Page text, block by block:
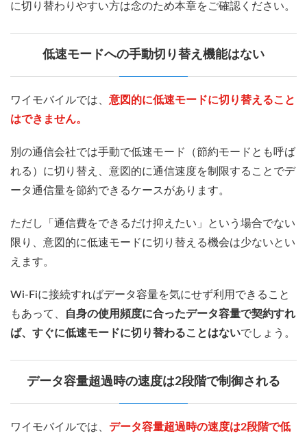
に切り替わりやすい方は念のため本章をご確認ください。
低速モードへの手動切り替え機能はない
ワイモバイルでは、 意図的に低速モードに切り替えること
はできません。
別の通信会社では手動で低速モード（節約モードとも呼ば
れる）に切り替え、意図的に通信速度を制限することでデ
ータ通信量を節約できるケースがあります。
ただし「通信費をできるだけ抑えたい」という場合でない
限り、意図的に低速モードに切り替える機会は少ないとい
えます。
Wi-Fiに接続すればデータ容量を気にせず利用できること
もあって、
自身の使用頻度に合ったデータ容量で契約すれ
ば、すぐに低速モードに切り替わることはないでしょう。
データ容量超過時の速度は2段階で制御される
ワイモバイルでは、 データ容量超過時の速度は2段階で低